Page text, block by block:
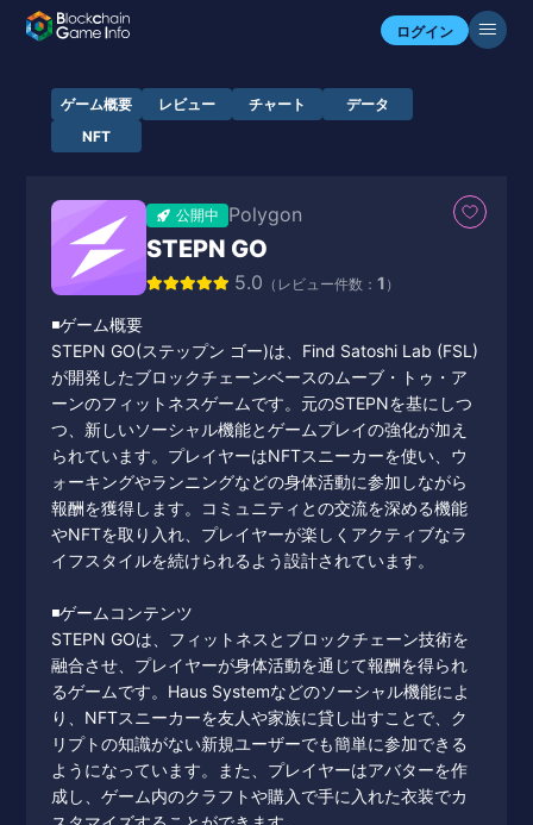
ログイン
ゲーム概要 レビュー チャート
データ
NFT
公開中 Polygon
STEPN GO
5.0 （レビュー件数： 1 ）
◾️ゲーム概要
STEPN GO(ステップン ゴー)は、Find Satoshi Lab (FSL)
が開発したブロックチェーンベースのムーブ・トゥ・ア
ーンのフィットネスゲームです。元のSTEPNを基にしつ
つ、新しいソーシャル機能とゲームプレイの強化が加え
られています。プレイヤーはNFTスニーカーを使い、ウ
ォーキングやランニングなどの身体活動に参加しながら
報酬を獲得します。コミュニティとの交流を深める機能
やNFTを取り入れ、プレイヤーが楽しくアクティブなラ
イフスタイルを続けられるよう設計されています。
◾️ゲームコンテンツ
STEPN GOは、フィットネスとブロックチェーン技術を
融合させ、プレイヤーが身体活動を通じて報酬を得られ
るゲームです。Haus Systemなどのソーシャル機能によ
り、NFTスニーカーを友人や家族に貸し出すことで、ク
リプトの知識がない新規ユーザーでも簡単に参加できる
ようになっています。また、プレイヤーはアバターを作
成し、ゲーム内のクラフトや購入で手に入れた衣装でカ